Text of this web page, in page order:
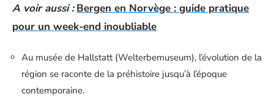
A voir aussi : Bergen en Norvège : guide pratique
pour un week-end inoubliable
Au musée de Hallstatt (Welterbemuseum), l’évolution de la
région se raconte de la préhistoire jusqu’à l’époque
contemporaine.